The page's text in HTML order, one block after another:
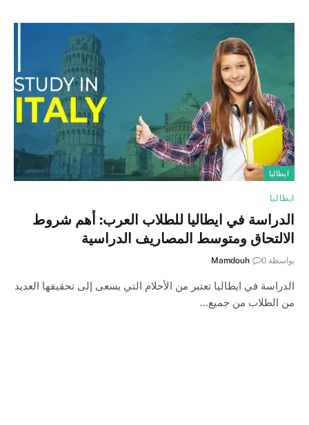
ايطاليا
ايطاليا
الدراسة في ايطاليا للطلاب العرب: أهم شروط
الالتحاق ومتوسط المصاريف الدراسية
بواسطة Mamdouh 0
الدراسة في ايطاليا تعتبر من الأحلام التي يسعى إلى تحقيقها العديد
من الطلاب من جميع…